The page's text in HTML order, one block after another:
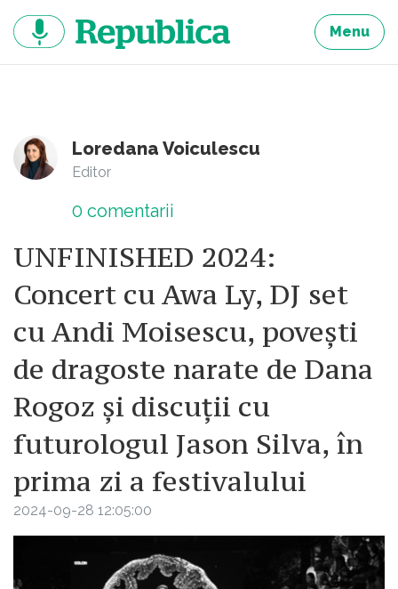
continut
Menu
Loredana Voiculescu
Editor
0 comentarii
UNFINISHED 2024:
Concert cu Awa Ly, DJ set
cu Andi Moisescu, povești
de dragoste narate de Dana
Rogoz și discuții cu
futurologul Jason Silva, în
prima zi a festivalului
2024-09-28 12:05:00